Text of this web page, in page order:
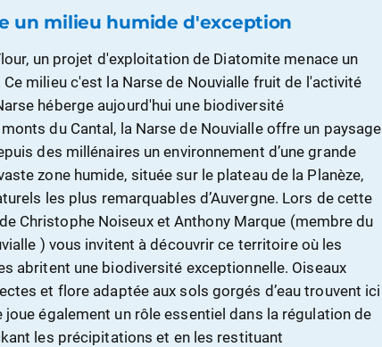
un milieu humide d'exception
un projet d'exploitation de Diatomite menace un
milieu c'est la Narse de Nouvialle fruit de l'activité
héberge aujourd'hui une biodiversité
du Cantal, la Narse de Nouvialle offre un paysage
des millénaires un environnement d’une grande
zone humide, située sur le plateau de la Planèze,
les plus remarquables d’Auvergne. Lors de cette
Christophe Noiseux et Anthony Marque (membre du
) vous invitent à découvrir ce territoire où les
abritent une biodiversité exceptionnelle. Oiseaux
et flore adaptée aux sols gorgés d’eau trouvent ici
joue également un rôle essentiel dans la régulation de
les précipitations et en les restituant